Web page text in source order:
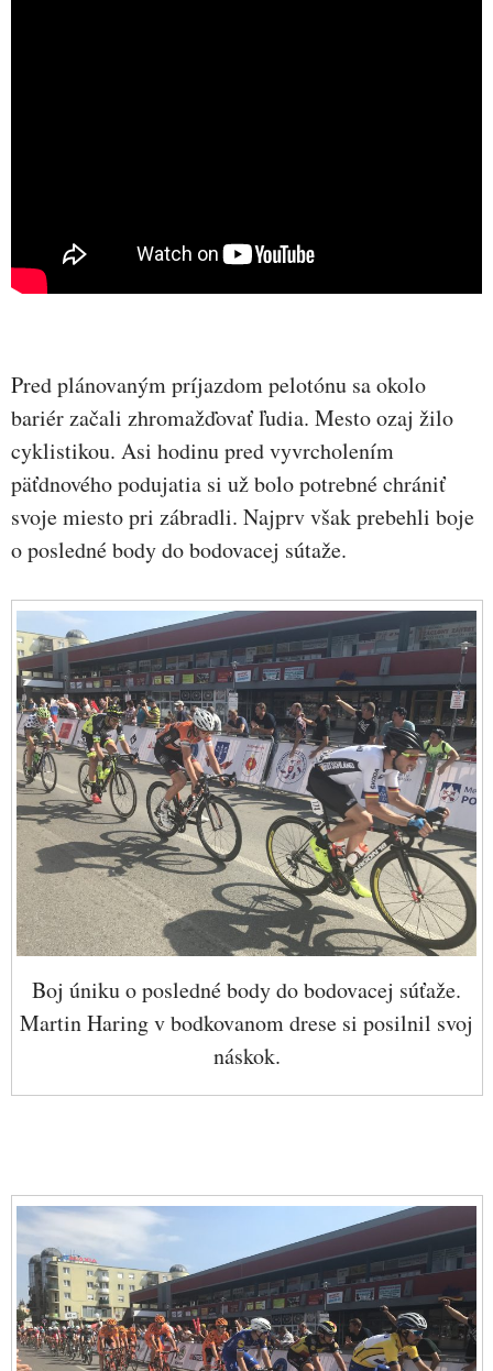
Pred plánovaným príjazdom pelotónu sa okolo
bariér začali zhromažďovať ľudia. Mesto ozaj žilo
cyklistikou. Asi hodinu pred vyvrcholením
päťdnového podujatia si už bolo potrebné chrániť
svoje miesto pri zábradli. Najprv však prebehli boje
o posledné body do bodovacej sútaže.
Boj úniku o posledné body do bodovacej súťaže.
Martin Haring v bodkovanom drese si posilnil svoj
náskok.